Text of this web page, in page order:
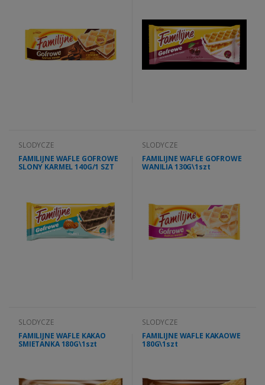
SLODYCZE
FAMILIJNE WAFLE GOFROWE
SLONY KARMEL 140G/1 SZT
SLODYCZE
FAMILIJNE WAFLE GOFROWE
WANILIA 130G\1szt
SLODYCZE
FAMILIJNE WAFLE KAKAO
SMIETANKA 180G\1szt
SLODYCZE
FAMILIJNE WAFLE KAKAOWE
180G\1szt